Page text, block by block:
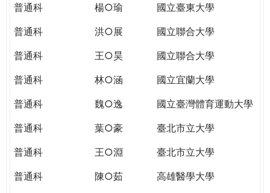
普通科
楊○瑜
國立臺東大學
普通科
洪○展
國立聯合大學
普通科
王○昊
國立聯合大學
普通科
林○涵
國立宜蘭大學
普通科
魏○逸
國立臺灣體育運動大學
普通科
葉○豪
臺北市立大學
普通科
王○淵
臺北市立大學
普通科
陳○茹
高雄醫學大學